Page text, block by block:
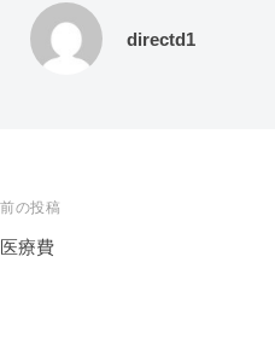
directd1
前の投稿
医療費